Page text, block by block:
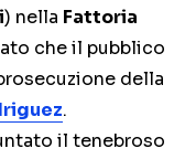
) nella Fattoria
che il pubblico
della
.
il tenebroso